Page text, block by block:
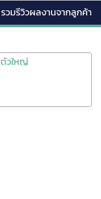
รวมรีวิวผลงานจากลูกค้า
วใหญ่